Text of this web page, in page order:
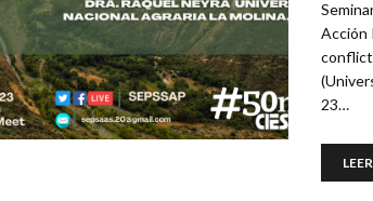
Acción
23…